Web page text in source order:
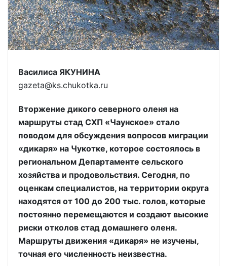
Василиса ЯКУНИНА
gazeta@ks.chukotka.ru
Вторжение дикого северного оленя на
маршруты стад СХП «Чаунское» стало
поводом для обсуждения вопросов миграции
«дикаря» на Чукотке, которое состоялось в
региональном Департаменте сельского
хозяйства и продовольствия. Сегодня, по
оценкам специалистов, на территории округа
находятся от 100 до 200 тыс. голов, которые
постоянно перемещаются и создают высокие
риски отколов стад домашнего оленя.
Маршруты движения «дикаря» не изучены,
точная его численность неизвестна.